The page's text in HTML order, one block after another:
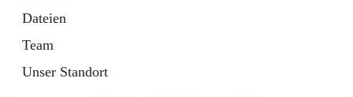
Dateien
Team
Unser Standort